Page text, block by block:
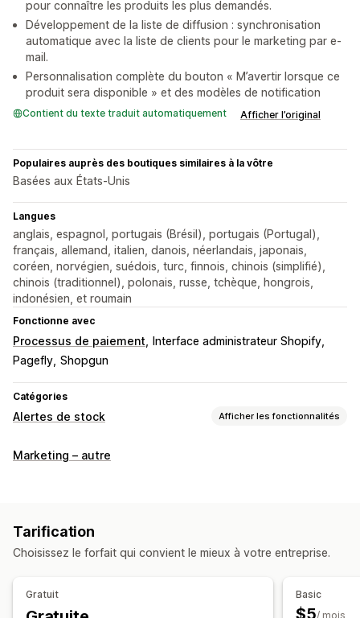
pour connaître les produits les plus demandés.
Développement de la liste de diffusion : synchronisation
automatique avec la liste de clients pour le marketing par e-
mail.
Personnalisation complète du bouton « M’avertir lorsque ce
produit sera disponible » et des modèles de notification
Contient du texte traduit automatiquement Afficher l’original
Populaires auprès des boutiques similaires à la vôtre
Basées aux États-Unis
Langues
anglais, espagnol, portugais (Brésil), portugais (Portugal),
français, allemand, italien, danois, néerlandais, japonais,
coréen, norvégien, suédois, turc, finnois, chinois (simplifié),
chinois (traditionnel), polonais, russe, tchèque, hongrois,
indonésien, et roumain
Fonctionne avec
Processus de paiement
Interface administrateur Shopify
Pagefly Shopgun
Catégories
Alertes de stock Afficher les fonctionnalités
Notifications
Personnalisation
Bouton de notification
Marketing – autre
Tarification
Choisissez le forfait qui convient le mieux à votre entreprise.
Gratuit Basic
/ mois